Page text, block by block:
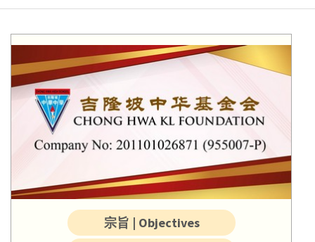
宗旨 | Objectives